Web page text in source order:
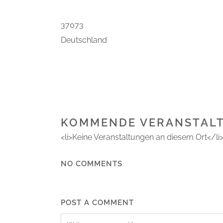
37073
Deutschland
KOMMENDE
<li>Keine Veranstaltungen an diesem Ort</li>
NO COMMENTS
POST A COMMENT